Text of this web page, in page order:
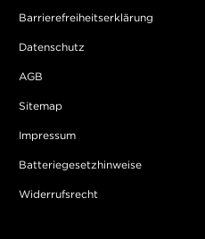
Barrierefreiheitserklärung
Datenschutz
AGB
Sitemap
Impressum
Batteriegesetzhinweise
Widerrufsrecht